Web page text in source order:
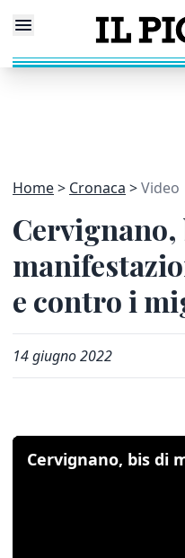
Home Cronaca Video
Cervignano,
e contro i
14 giugno 2022